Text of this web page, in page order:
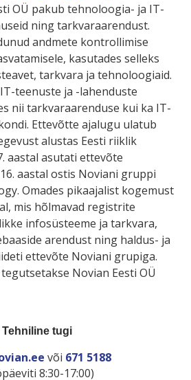
OÜ pakub tehnoloogia- ja IT-
ning tarkvaraarendust.
andmete kontrollimise
kasutades selleks
tarkvara ja tehnoloogiaid.
teenuste ja -lahenduste
nii tarkvaraarenduse kui ka IT-
Ettevõtte ajalugu ulatub
alustas Eesti riiklik
aastal asutati ettevõte
aastal ostis Noviani gruppi
Omades pikaajalist kogemust
mis hõlmavad registrite
infosüsteeme ja tarkvara,
arendust ning haldus- ja
ettevõte Noviani grupiga.
Novian Eesti OÜ
Tehniline tugi
või 671 5188
8:30-17:00)